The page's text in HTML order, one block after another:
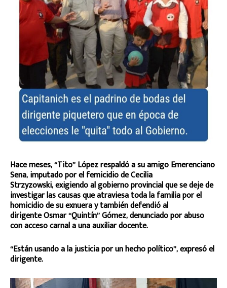
Hace meses, “Tito” López respaldó a su amigo Emerenciano
Sena, imputado por el femicidio de Cecilia
Strzyzowski, exigiendo al gobierno provincial que se deje de
investigar las causas que atraviesa toda la familia por el
homicidio de su exnuera y también defendió al
dirigente Osmar “Quintín” Gómez, denunciado por abuso
con acceso carnal a una auxiliar docente.
“Están usando a la justicia por un hecho político”, expresó el
dirigente.